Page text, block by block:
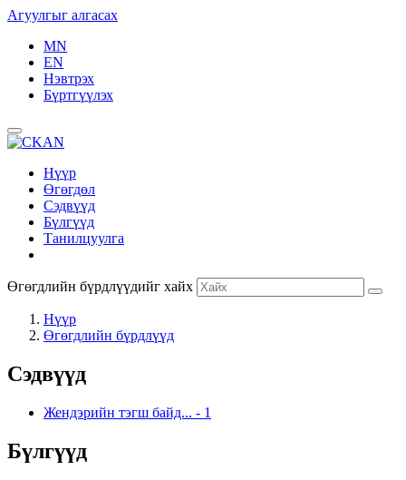
Агуулгыг алгасах
MN
EN
Нэвтрэх
Бүртгүүлэх
Нүүр
Өгөгдөл
Сэдвүүд
Бүлгүүд
Танилцуулга
Өгөгдлийн бүрдлүүдийг хайх
Нүүр
Өгөгдлийн бүрдлүүд
Сэдвүүд
Жендэрийн тэгш байд... - 1
Бүлгүүд